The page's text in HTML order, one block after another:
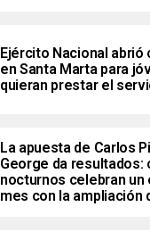
Ejército Nacional
en Santa Marta para
quieran prestar el
La apuesta de Carlos
George da resultados:
nocturnos celebran
mes con la ampliación